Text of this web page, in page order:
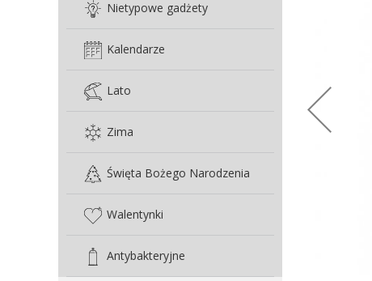
Nietypowe gadżety
Kalendarze
Lato
Zima
Święta Bożego Narodzenia
Walentynki
Antybakteryjne